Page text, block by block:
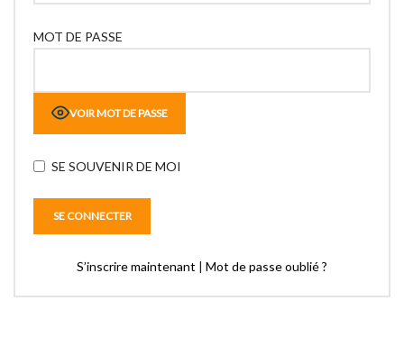
MOT DE PASSE
VOIR MOT DE PASSE
SE SOUVENIR DE MOI
S’inscrire maintenant | Mot de passe oublié ?